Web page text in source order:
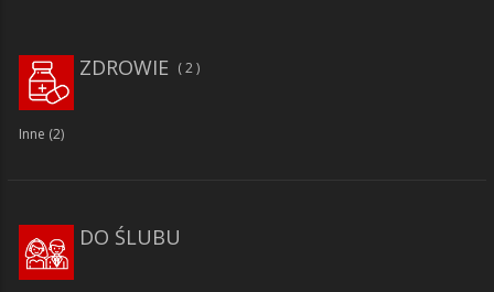
ZDROWIE 2
Inne (2)
DO ŚLUBU